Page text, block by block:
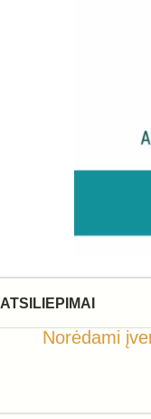
ATSILIEPIMAI
Norėdami